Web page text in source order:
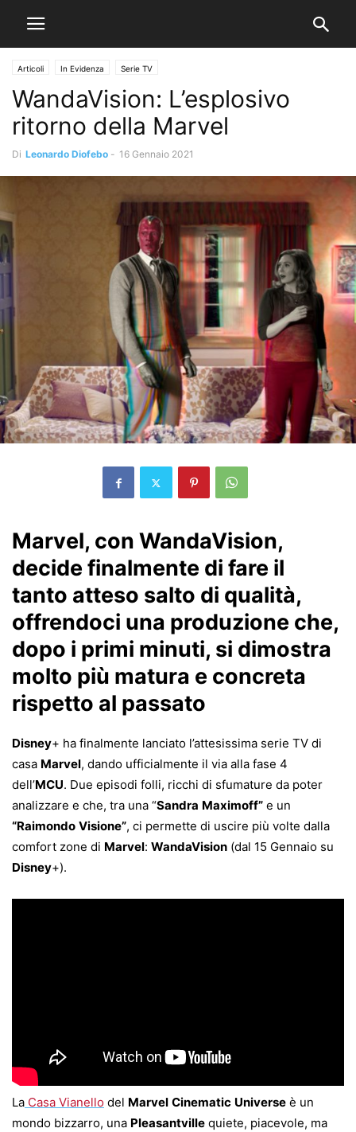
Articoli In Evidenza Serie TV
WandaVision: L’esplosivo
ritorno della Marvel
Di Leonardo Diofebo - 16 Gennaio 2021
Marvel, con WandaVision,
decide finalmente di fare il
tanto atteso salto di qualità,
offrendoci una produzione che,
dopo i primi minuti, si dimostra
molto più matura e concreta
rispetto al passato
Disney+ ha finalmente lanciato l’attesissima serie TV di
casa Marvel, dando ufficialmente il via alla fase 4
dell’MCU. Due episodi folli, ricchi di sfumature da poter
analizzare e che, tra una “Sandra Maximoff” e un
“Raimondo Visione”, ci permette di uscire più volte dalla
comfort zone di Marvel: WandaVision (dal 15 Gennaio su
Disney+).
La Casa Vianello del Marvel Cinematic Universe è un
mondo bizzarro, una Pleasantville quiete, piacevole, ma